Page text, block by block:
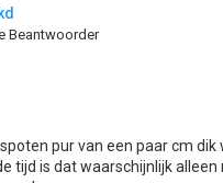
Beantwoorder
pur van een paar cm dik
tijd is dat waarschijnlijk